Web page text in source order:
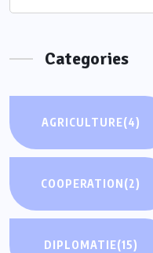
Categories
AGRICULTURE(4)
COOPERATION(2)
DIPLOMATIE(15)